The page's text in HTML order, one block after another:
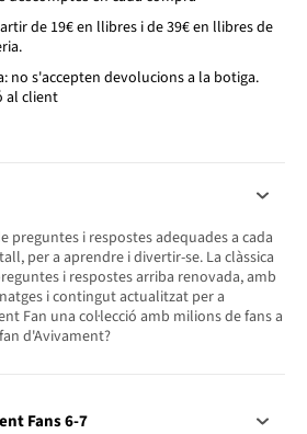
de 19€ en llibres i de 39€ en llibres de
no s'accepten devolucions a la botiga.
al client
preguntes i respostes adequades a cada
per a aprendre i divertir-se. La clàssica
i respostes arriba renovada, amb
i contingut actualitzat per a
Fan una col·lecció amb milions de fans a
d'Avivament?
Fans 6-7